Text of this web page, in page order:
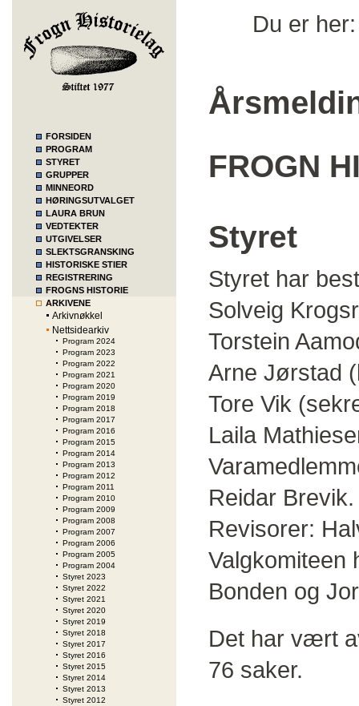
FORSIDEN
PROGRAM
STYRET
GRUPPER
MINNEORD
HØRINGSUTVALGET
LAURA BRUN
VEDTEKTER
UTGIVELSER
SLEKTSGRANSKING
HISTORISKE STIER
REGISTRERING
FROGNS HISTORIE
ARKIVENE
Arkivnøkkel
Nettsidearkiv
Program 2024
Program 2023
Program 2022
Program 2021
Program 2020
Program 2019
Program 2018
Program 2017
Program 2016
Program 2015
Program 2014
Program 2013
Program 2012
Program 2011
Program 2010
Program 2009
Program 2008
Program 2007
Program 2006
Program 2005
Program 2004
Styret 2023
Styret 2022
Styret 2021
Styret 2020
Styret 2019
Styret 2018
Styret 2017
Styret 2016
Styret 2015
Styret 2014
Styret 2013
Styret 2012
Du er
FROGN
Styret
Styret har
Solveig
Torstein
Arne Jørstad
Tore Vik
Laila
Reidar Brevik.
Revisorer:
Valgkomiteen
Bonden og
Det har vært
76 saker.